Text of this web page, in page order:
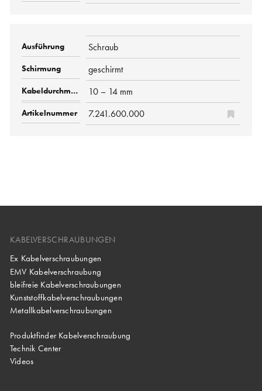
Schraub
geschirmt
10 – 14 mm
7.241.600.000
KABELVERSCHRAUBUNGEN
Ex Kabelverschraubungen
EMV Kabelverschraubung
bleifreie Kabelverschraubungen
Kunststoffkabelverschraubungen
Metallkabelverschraubungen
Produktfinder Kabelverschraubung
Technik Center
Videos